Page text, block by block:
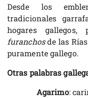
Desde los
tradicionales
hogares gallegos,
furanchosde las
puramente gallego.
Otras palabras
Agarimo: